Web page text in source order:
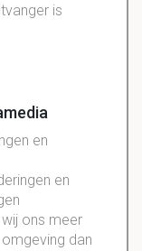
is
en
en
ons meer
dan